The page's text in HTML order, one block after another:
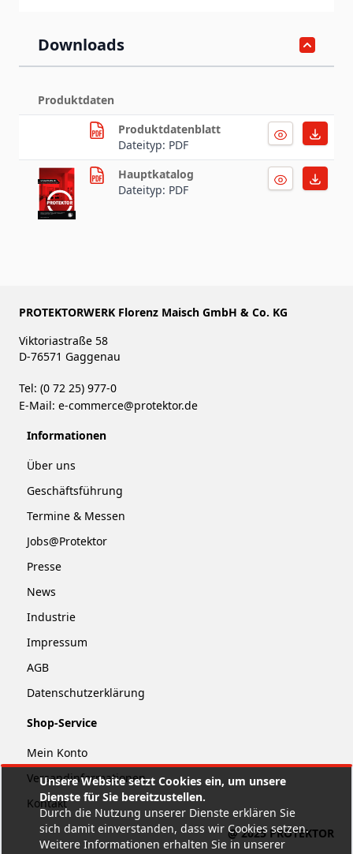
Unsere Website setzt Cookies ein, um unsere
Dienste für Sie bereitzustellen.
Durch die Nutzung unserer Dienste erklären Sie
sich damit einverstanden, dass wir Cookies setzen.
Weitere Informationen erhalten Sie in unserer
Downloads
Produktdaten
Produktdatenblatt
Dateityp: PDF
Hauptkatalog
Dateityp: PDF
PROTEKTORWERK Florenz Maisch GmbH & Co. KG
Viktoriastraße 58
D-76571 Gaggenau
Tel: (0 72 25) 977-0
E-Mail: e-commerce@protektor.de
Informationen
Über uns
Geschäftsführung
Termine & Messen
Jobs@Protektor
Presse
News
Industrie
Impressum
AGB
Datenschutzerklärung
Shop-Service
Mein Konto
Versandinformationen
Kontakt
@ 2025 PROTEKTOR